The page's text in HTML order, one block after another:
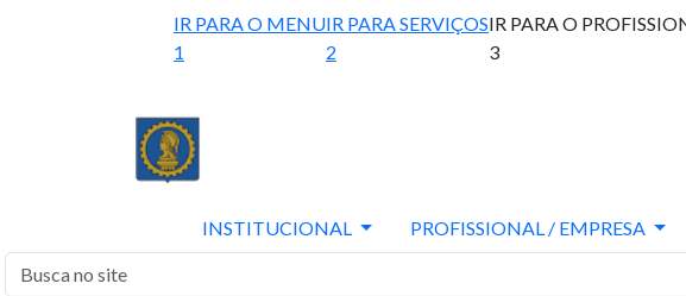
IR PARA O MENU
1
IR PARA SERVIÇOS
2
IR PARA O
3
INSTITUCIONAL PROFISSIONAL / EMPRESA